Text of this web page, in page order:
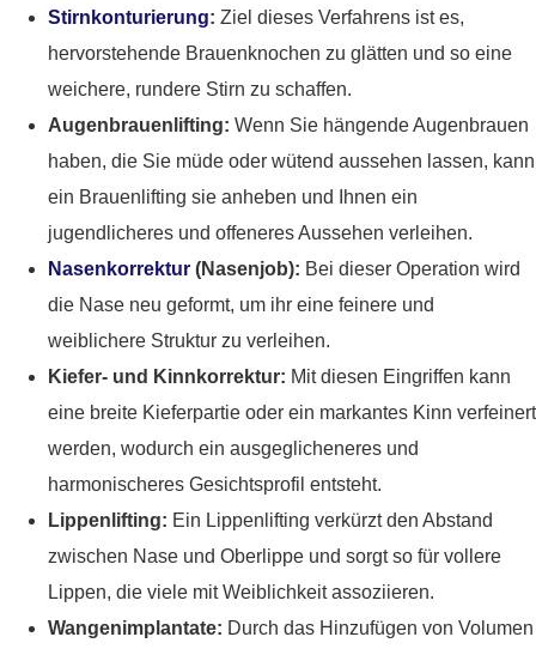
Stirnkonturierung: Ziel dieses Verfahrens ist es,
hervorstehende Brauenknochen zu glätten und so eine
weichere, rundere Stirn zu schaffen.
Augenbrauenlifting: Wenn Sie hängende Augenbrauen
haben, die Sie müde oder wütend aussehen lassen, kann
ein Brauenlifting sie anheben und Ihnen ein
jugendlicheres und offeneres Aussehen verleihen.
Nasenkorrektur (Nasenjob): Bei dieser Operation wird
die Nase neu geformt, um ihr eine feinere und
weiblichere Struktur zu verleihen.
Kiefer- und Kinnkorrektur: Mit diesen Eingriffen kann
eine breite Kieferpartie oder ein markantes Kinn verfeinert
werden, wodurch ein ausgeglicheneres und
harmonischeres Gesichtsprofil entsteht.
Lippenlifting: Ein Lippenlifting verkürzt den Abstand
zwischen Nase und Oberlippe und sorgt so für vollere
Lippen, die viele mit Weiblichkeit assoziieren.
Wangenimplantate: Durch das Hinzufügen von Volumen